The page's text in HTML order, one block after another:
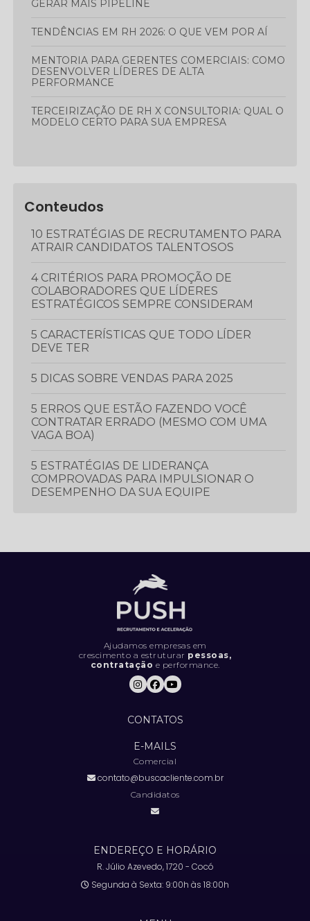
GERAR MAIS PIPELINE
TENDÊNCIAS EM RH 2026: O QUE VEM POR AÍ
MENTORIA PARA GERENTES COMERCIAIS: COMO
DESENVOLVER LÍDERES DE ALTA
PERFORMANCE
TERCEIRIZAÇÃO DE RH X CONSULTORIA: QUAL O
MODELO CERTO PARA SUA EMPRESA
Conteudos
10 ESTRATÉGIAS DE RECRUTAMENTO PARA
ATRAIR CANDIDATOS TALENTOSOS
4 CRITÉRIOS PARA PROMOÇÃO DE
COLABORADORES QUE LÍDERES
ESTRATÉGICOS SEMPRE CONSIDERAM
5 CARACTERÍSTICAS QUE TODO LÍDER
DEVE TER
5 DICAS SOBRE VENDAS PARA 2025
5 ERROS QUE ESTÃO FAZENDO VOCÊ
CONTRATAR ERRADO (MESMO COM UMA
VAGA BOA)
5 ESTRATÉGIAS DE LIDERANÇA
COMPROVADAS PARA IMPULSIONAR O
DESEMPENHO DA SUA EQUIPE
O DESEMPENHO DA SUA EQUIPE DE
CONTRATANDO DA FORMA ERRADA (E
COMO RESOLVER).
NÃO DEVE FAZER EM UMA ENTREVISTA DE
EM UMA ENTREVISTA DE EMPREGO
ESTABELECER OBJETIVOS E METAS
Ajudamos empresas em
crescimento a estruturar pessoas,
contratação e performance.
CONTATOS
E-MAILS
Comercial
contato@buscacliente.com.br
Candidatos
ENDEREÇO E HORÁRIO
R. Júlio Azevedo, 1720 - Cocó
Segunda à Sexta: 9:00h às 18:00h